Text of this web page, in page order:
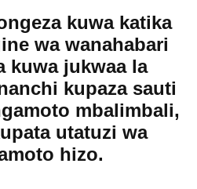
kuwa katika
wa wanahabari
kuwa jukwaa la
kupaza sauti
mbalimbali,
utatuzi wa
hizo.